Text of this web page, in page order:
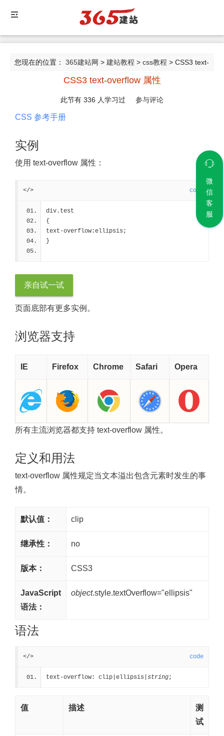
您现在的位置： 365建站网 > 建站教程 > css教程 > CSS3 text-
CSS3 text-overflow 属性
此节有 336 人学习过 参与评论
CSS 参考手册
实例
使用 text-overflow 属性：
</> code
div.test
{
text-overflow:ellipsis;
}
亲自试一试
页面底部有更多实例。
浏览器支持
IE Firefox Chrome Safari Opera
所有主流浏览器都支持 text-overflow 属性。
定义和用法
text-overflow 属性规定当文本溢出包含元素时发生的事
情。
默认值： clip
继承性： no
版本： CSS3
JavaScript
语法：
object.style.textOverflow="ellipsis"
语法
</> code
text-overflow: clip|ellipsis| string;
值 描述
测
试
微
信
客
服